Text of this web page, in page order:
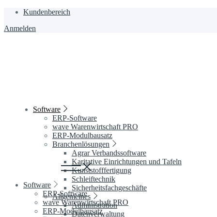
Zum
wechseln
Kundenbereich
Anmelden
Software
ERP-Software
wave Warenwirtschaft PRO
ERP-Modulbausatz
Branchenlösungen
Agrar Verbandssoftware
Karitative Einrichtungen und Tafeln
Kunststofffertigung
Schleiftechnik
Sicherheitsfachgeschäfte
Allgemeines
Administration
Datenverwaltung
Software
ERP-Software
wave Warenwirtschaft PRO
ERP-Modulbausatz